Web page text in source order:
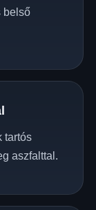
belső
tartós
aszfalttal.